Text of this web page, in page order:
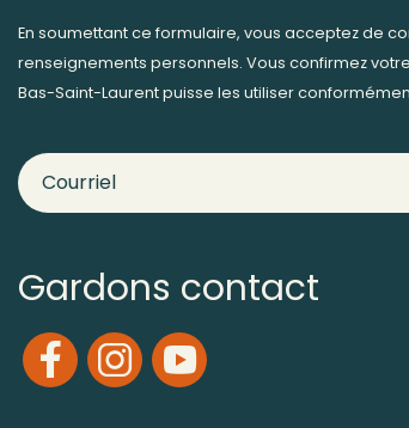
En soumettant ce formulaire, vous acceptez de
renseignements personnels. Vous confirmez
Bas-Saint-Laurent puisse les utiliser
Gardons contact